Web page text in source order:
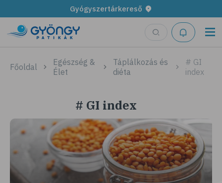
Gyógyszertárkereső
Főoldal
Egészség &
Élet
Táplálkozás és
diéta
# GI
index
# GI index